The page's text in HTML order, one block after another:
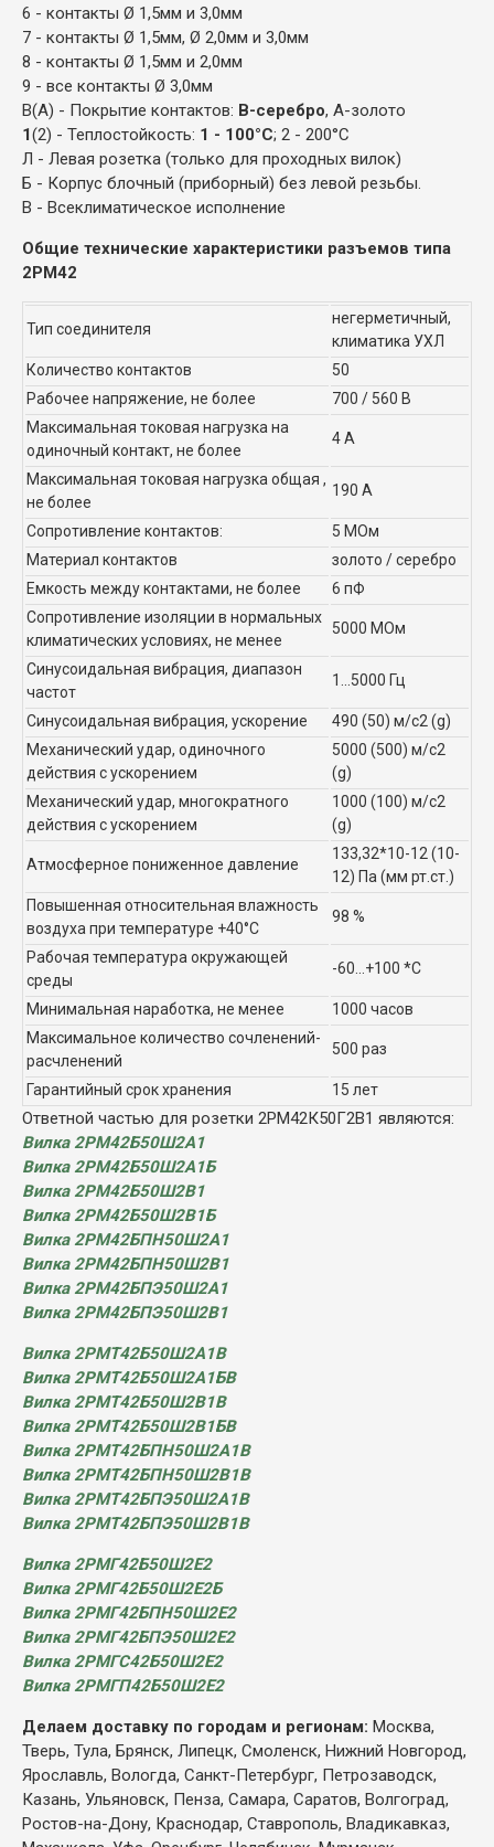
6 - контакты Ø 1,5мм и 3,0мм
7 - контакты Ø 1,5мм, Ø 2,0мм и 3,0мм
8 - контакты Ø 1,5мм и 2,0мм
9 - все контакты Ø 3,0мм
В(А) - Покрытие контактов: В-серебро, А-золото
1(2) - Теплостойкость: 1 - 100°С; 2 - 200°С
Л - Левая розетка (только для проходных вилок)
Б - Корпус блочный (приборный) без левой резьбы.
В - Всеклиматическое исполнение
Общие технические характеристики разъемов типа
2РМ42
Тип соединителя
негерметичный,
климатика УХЛ
Количество контактов
50
Рабочее напряжение, не более
700 / 560 В
Максимальная токовая нагрузка на
одиночный контакт, не более
4 А
Максимальная токовая нагрузка общая ,
не более
190 А
Сопротивление контактов:
5 МОм
Материал контактов
золото / серебро
Емкость между контактами, не более
6 пФ
Сопротивление изоляции в нормальных
климатических условиях, не менее
5000 МОм
Синусоидальная вибрация, диапазон
частот
1...5000 Гц
Синусоидальная вибрация, ускорение
490 (50) м/с2 (g)
Механический удар, одиночного
действия с ускорением
5000 (500) м/с2
(g)
Механический удар, многократного
действия с ускорением
1000 (100) м/с2
(g)
Атмосферное пониженное давление
133,32*10-12 (10-
12) Па (мм рт.ст.)
Повышенная относительная влажность
воздуха при температуре +40°C
98 %
Рабочая температура окружающей
среды
-60...+100 *C
Минимальная наработка, не менее
1000 часов
Максимальное количество сочленений-
расчленений
500 раз
Гарантийный срок хранения 15 лет
Ответной частью для розетки 2РМ42К50Г2В1 являются:
Вилка 2РМ42Б50Ш2А1
Вилка 2РМ42Б50Ш2А1Б
Вилка 2РМ42Б50Ш2В1
Вилка 2РМ42Б50Ш2В1Б
Вилка 2РМ42БПН50Ш2А1
Вилка 2РМ42БПН50Ш2В1
Вилка 2РМ42БПЭ50Ш2А1
Вилка 2РМ42БПЭ50Ш2В1
Вилка 2РМТ42Б50Ш2А1В
Вилка 2РМТ42Б50Ш2А1БВ
Вилка 2РМТ42Б50Ш2В1В
Вилка 2РМТ42Б50Ш2В1БВ
Вилка 2РМТ42БПН50Ш2А1В
Вилка 2РМТ42БПН50Ш2В1В
Вилка 2РМТ42БПЭ50Ш2А1В
Вилка 2РМТ42БПЭ50Ш2В1В
Вилка 2РМГ42Б50Ш2Е2
Вилка 2РМГ42Б50Ш2Е2Б
Вилка 2РМГ42БПН50Ш2Е2
Вилка 2РМГ42БПЭ50Ш2Е2
Вилка 2РМГС42Б50Ш2Е2
Вилка 2РМГП42Б50Ш2Е2
Делаем доставку по городам и регионам: Москва,
Тверь, Тула, Брянск, Липецк, Смоленск, Нижний Новгород,
Ярославль, Вологда, Санкт-Петербург, Петрозаводск,
Казань, Ульяновск, Пенза, Самара, Саратов, Волгоград,
Ростов-на-Дону, Краснодар, Ставрополь, Владикавказ,